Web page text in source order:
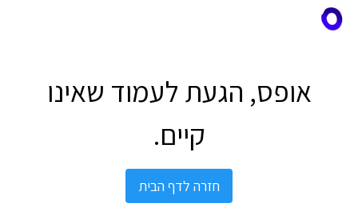
אופס, הגעת לעמוד שאינו
קיים.
חזרה לדף הבית